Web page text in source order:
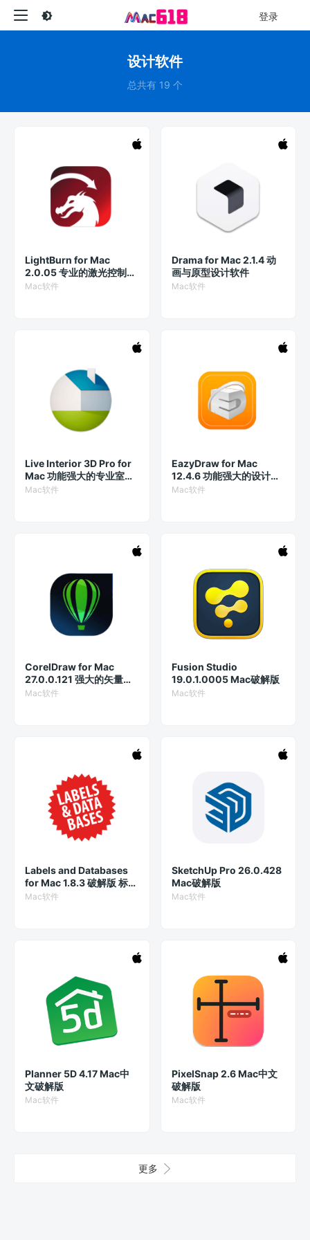
登录
设计软件
总共有 19 个
LightBurn for Mac
2.0.05 专业的激光控制软
件
Mac软件
Drama for Mac 2.1.4 动
画与原型设计软件
Mac软件
Live Interior 3D Pro for
Mac 功能强大的专业室内
设计软件
Mac软件
EazyDraw for Mac
12.4.6 功能强大的设计软
件
Mac软件
CorelDraw for Mac
27.0.0.121 强大的矢量图
制作软件
Mac软件
Fusion Studio
19.0.1.0005 Mac破解版
Mac软件
Labels and Databases
for Mac 1.8.3 破解版 标签
和数据库设计软件
Mac软件
SketchUp Pro 26.0.428
Mac破解版
Mac软件
Planner 5D 4.17 Mac中
文破解版
Mac软件
PixelSnap 2.6 Mac中文
破解版
Mac软件
更多